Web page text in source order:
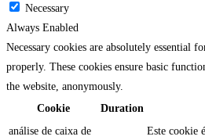
Necessary
Always Enabled
Necessary cookies are absolutely essential
properly. These cookies ensure basic
the website, anonymously.
Cookie
Duration
análise de caixa de
Este cookie